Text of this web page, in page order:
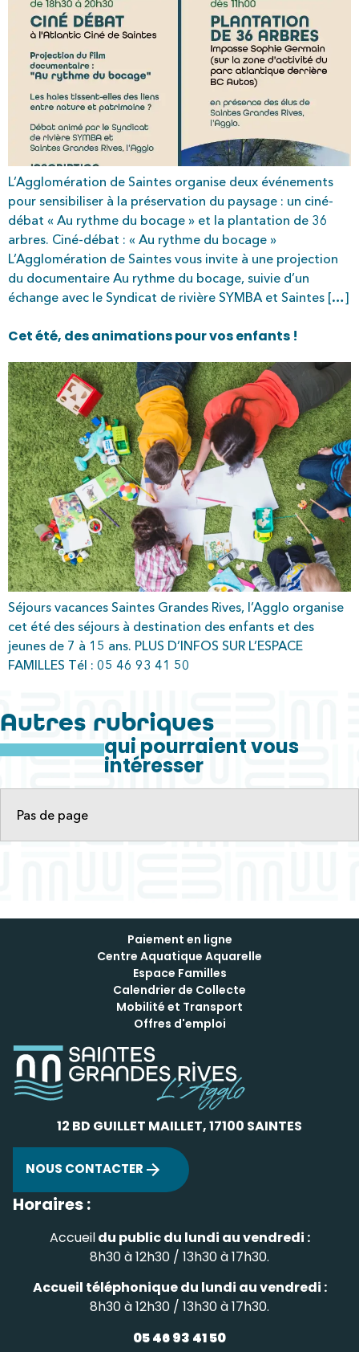
L’Agglomération de Saintes organise deux événements
pour sensibiliser à la préservation du paysage : un ciné-
débat « Au rythme du bocage » et la plantation de 36
arbres. Ciné-débat : « Au rythme du bocage »
L’Agglomération de Saintes vous invite à une projection
du documentaire Au rythme du bocage, suivie d’un
échange avec le Syndicat de rivière SYMBA et Saintes […]
Cet été, des animations pour vos enfants !
Séjours vacances Saintes Grandes Rives, l’Agglo organise
cet été des séjours à destination des enfants et des
jeunes de 7 à 15 ans. PLUS D’INFOS SUR L’ESPACE
FAMILLES Tél : 05 46 93 41 50
Autres rubriques
qui pourraient vous
intéresser
Pas de page
Paiement en ligne
Centre Aquatique Aquarelle
Espace Familles
Calendrier de Collecte
Mobilité et Transport
Offres d'emploi
12 BD GUILLET MAILLET, 17100 SAINTES
NOUS CONTACTER
Horaires :
Accueildu public du lundi au vendredi :
8h30 à 12h30 / 13h30 à 17h30.
Accueil téléphonique du lundi au vendredi :
8h30 à 12h30 / 13h30 à 17h30.
05 46 93 41 50